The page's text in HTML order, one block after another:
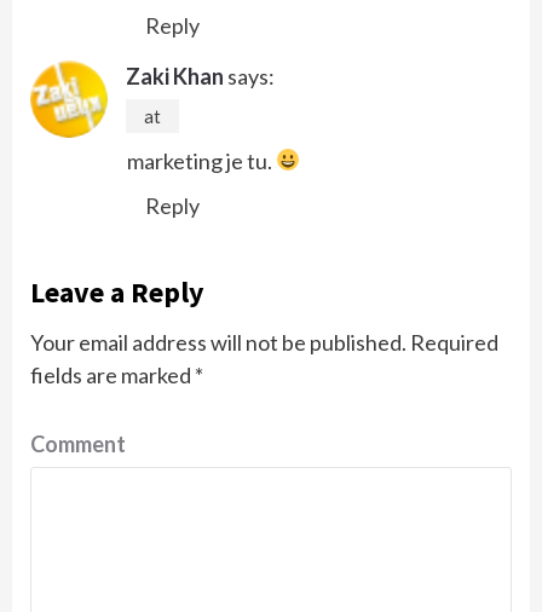
Reply
Zaki Khan says:
at
marketing je tu.
Reply
Leave a Reply
Your email address will not be published. Required
fields are marked *
Comment